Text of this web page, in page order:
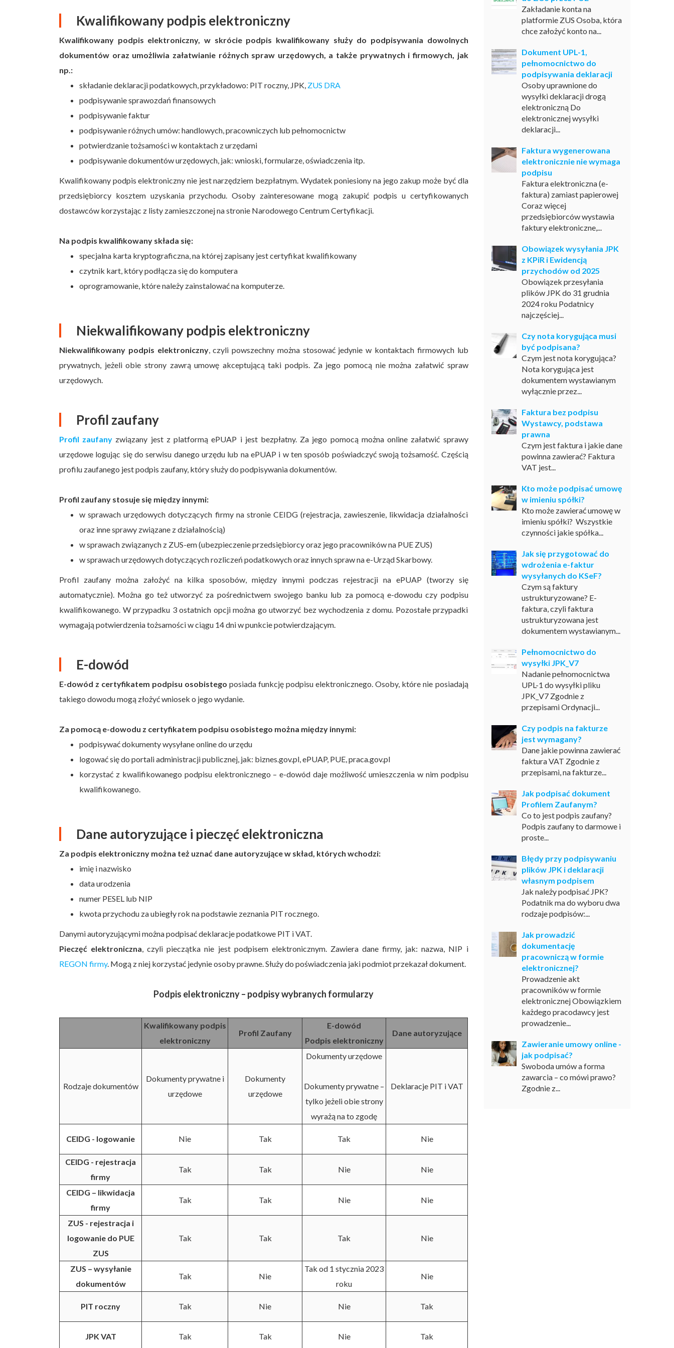
Kwalifikowany podpis elektroniczny
Kwalifikowany podpis elektroniczny, w skrócie podpis kwalifikowany służy do podpisywania dowolnych
dokumentów oraz umożliwia załatwianie różnych spraw urzędowych, a także prywatnych i firmowych, jak
np.:
składanie deklaracji podatkowych, przykładowo: PIT roczny, JPK, ZUS DRA
podpisywanie sprawozdań finansowych
podpisywanie faktur
podpisywanie różnych umów: handlowych, pracowniczych lub pełnomocnictw
potwierdzanie tożsamości w kontaktach z urzędami
podpisywanie dokumentów urzędowych, jak: wnioski, formularze, oświadczenia itp.
Kwalifikowany podpis elektroniczny nie jest narzędziem bezpłatnym. Wydatek poniesiony na jego zakup może być dla
przedsiębiorcy kosztem uzyskania przychodu. Osoby zainteresowane mogą zakupić podpis u certyfikowanych
dostawców korzystając z listy zamieszczonej na stronie Narodowego Centrum Certyfikacji.
Na podpis kwalifikowany składa się:
specjalna karta kryptograficzna, na której zapisany jest certyfikat kwalifikowany
czytnik kart, który podłącza się do komputera
oprogramowanie, które należy zainstalować na komputerze.
Niekwalifikowany podpis elektroniczny
Niekwalifikowany podpis elektroniczny, czyli powszechny można stosować jedynie w kontaktach firmowych lub
prywatnych, jeżeli obie strony zawrą umowę akceptującą taki podpis. Za jego pomocą nie można załatwić spraw
urzędowych.
Profil zaufany
Profil zaufany związany jest z platformą ePUAP i jest bezpłatny. Za jego pomocą można online załatwić sprawy
urzędowe logując się do serwisu danego urzędu lub na ePUAP i w ten sposób poświadczyć swoją tożsamość. Częścią
profilu zaufanego jest podpis zaufany, który służy do podpisywania dokumentów.
Profil zaufany stosuje się między innymi:
w sprawach urzędowych dotyczących firmy na stronie CEIDG (rejestracja, zawieszenie, likwidacja działalności
oraz inne sprawy związane z działalnością)
w sprawach związanych z ZUS-em (ubezpieczenie przedsiębiorcy oraz jego pracowników na PUE ZUS)
w sprawach urzędowych dotyczących rozliczeń podatkowych oraz innych spraw na e-Urząd Skarbowy.
Profil zaufany można założyć na kilka sposobów, między innymi podczas rejestracji na ePUAP (tworzy się
automatycznie). Można go też utworzyć za pośrednictwem swojego banku lub za pomocą e-dowodu czy podpisu
kwalifikowanego. W przypadku 3 ostatnich opcji można go utworzyć bez wychodzenia z domu. Pozostałe przypadki
wymagają potwierdzenia tożsamości w ciągu 14 dni w punkcie potwierdzającym.
E-dowód
E-dowód z certyfikatem podpisu osobistego posiada funkcję podpisu elektronicznego. Osoby, które nie posiadają
takiego dowodu mogą złożyć wniosek o jego wydanie.
Za pomocą e-dowodu z certyfikatem podpisu osobistego można między innymi:
podpisywać dokumenty wysyłane online do urzędu
logować się do portali administracji publicznej, jak: biznes.gov.pl, ePUAP, PUE, praca.gov.pl
korzystać z kwalifikowanego podpisu elektronicznego – e-dowód daje możliwość umieszczenia w nim podpisu
kwalifikowanego.
Dane autoryzujące i pieczęć elektroniczna
Za podpis elektroniczny można też uznać dane autoryzujące w skład, których wchodzi:
imię i nazwisko
data urodzenia
numer PESEL lub NIP
kwota przychodu za ubiegły rok na podstawie zeznania PIT rocznego.
Danymi autoryzującymi można podpisać deklaracje podatkowe PIT i VAT.
Pieczęć elektroniczna, czyli pieczątka nie jest podpisem elektronicznym. Zawiera dane firmy, jak: nazwa, NIP i
REGON firmy. Mogą z niej korzystać jedynie osoby prawne. Służy do poświadczenia jaki podmiot przekazał dokument.
Podpis elektroniczny – podpisy wybranych formularzy
Kwalifikowany podpis
elektroniczny
Profil Zaufany
E-dowód
Podpis elektroniczny
Dane autoryzujące
Rodzaje dokumentów
Dokumenty prywatne i
urzędowe
Dokumenty
urzędowe
Dokumenty urzędowe
Dokumenty prywatne –
tylko jeżeli obie strony
wyrażą na to zgodę
Deklaracje PIT i VAT
CEIDG - logowanie Nie Tak Tak Nie
CEIDG - rejestracja
firmy
Tak Tak Nie Nie
CEIDG – likwidacja
firmy
Tak Tak Nie Nie
ZUS - rejestracja i
logowanie do PUE
ZUS
Tak Tak Tak Nie
ZUS – wysyłanie
dokumentów
Tak Nie
Tak od 1 stycznia 2023
roku
Nie
PIT roczny Tak Nie Nie Tak
JPK VAT Tak Tak Nie Tak
Zakładanie konta na
platformie ZUS Osoba, która
chce założyć konto na...
Dokument UPL-1,
pełnomocnictwo do
podpisywania deklaracji
Osoby uprawnione do
wysyłki deklaracji drogą
elektroniczną Do
elektronicznej wysyłki
deklaracji...
Faktura wygenerowana
elektronicznie nie wymaga
podpisu
Faktura elektroniczna (e-
faktura) zamiast papierowej
Coraz więcej
przedsiębiorców wystawia
faktury elektroniczne,...
Obowiązek wysyłania JPK
z KPiR i Ewidencją
przychodów od 2025
Obowiązek przesyłania
plików JPK do 31 grudnia
2024 roku Podatnicy
najczęściej...
Czy nota korygująca musi
być podpisana?
Czym jest nota korygująca?
Nota korygująca jest
dokumentem wystawianym
wyłącznie przez...
Faktura bez podpisu
Wystawcy, podstawa
prawna
Czym jest faktura i jakie dane
powinna zawierać? Faktura
VAT jest...
Kto może podpisać umowę
w imieniu spółki?
Kto może zawierać umowę w
imieniu spółki? Wszystkie
czynności jakie spółka...
Jak się przygotować do
wdrożenia e-faktur
wysyłanych do KSeF?
Czym są faktury
ustrukturyzowane? E-
faktura, czyli faktura
ustrukturyzowana jest
dokumentem wystawianym...
Pełnomocnictwo do
wysyłki JPK_V7
Nadanie pełnomocnictwa
UPL-1 do wysyłki pliku
JPK_V7 Zgodnie z
przepisami Ordynacji...
Czy podpis na fakturze
jest wymagany?
Dane jakie powinna zawierać
faktura VAT Zgodnie z
przepisami, na fakturze...
Jak podpisać dokument
Profilem Zaufanym?
Co to jest podpis zaufany?
Podpis zaufany to darmowe i
proste...
Błędy przy podpisywaniu
plików JPK i deklaracji
własnym podpisem
Jak należy podpisać JPK?
Podatnik ma do wyboru dwa
rodzaje podpisów:...
Jak prowadzić
dokumentację
pracowniczą w formie
elektronicznej?
Prowadzenie akt
pracowników w formie
elektronicznej Obowiązkiem
każdego pracodawcy jest
prowadzenie...
Zawieranie umowy online -
jak podpisać?
Swoboda umów a forma
zawarcia – co mówi prawo?
Zgodnie z...